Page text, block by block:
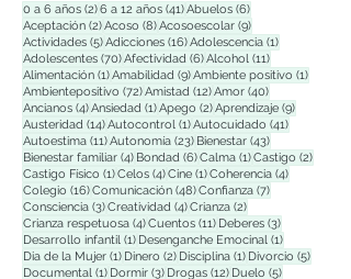
0 a 6 años (2)2 entradas
6 a 12 años (41)41 entradas
Abuelos (6)6 entradas
Aceptación (2)2 entradas
Acoso (8)8 entradas
Acosoescolar (9)9 entradas
Actividades (5)5 entradas
Adicciones (16)16 entradas
Adolescencia (1)1 entrada
Adolescentes (70)70 entradas
Afectividad (6)6 entradas
Alcohol (11)11 entradas
Alimentación (1)1 entrada
Amabilidad (9)9 entradas
Ambiente positivo (1)1 entrada
Ambientepositivo (72)72 entradas
Amistad (12)12 entradas
Amor (40)40 entradas
Ancianos (4)4 entradas
Ansiedad (1)1 entrada
Apego (2)2 entradas
Aprendizaje (9)9 entradas
Austeridad (14)14 entradas
Autocontrol (1)1 entrada
Autocuidado (41)41 entradas
Autoestima (11)11 entradas
Autonomía (23)23 entradas
Bienestar (43)43 entradas
Bienestar familiar (4)4 entradas
Bondad (6)6 entradas
Calma (1)1 entrada
Castigo (2)2
Castigo Físico (1)1 entrada
Celos (4)4 entradas
Cine (1)1 entrada
Coherencia (4)4 entradas
Colegio (16)16 entradas
Comunicación (48)48 entradas
Confianza (7)7 entradas
Consciencia (3)3 entradas
Creatividad (4)4 entradas
Crianza (2)2 entradas
Crianza respetuosa (4)4 entradas
Cuentos (11)11 entradas
Deberes (3)3 entradas
Desarrollo infantil (1)1 entrada
Desenganche Emocinal (1)1 entrada
Dia de la Mujer (1)1 entrada
Dinero (2)2 entradas
Disciplina (1)1 entrada
Divorcio (5)5
Documental (1)1 entrada
Dormir (3)3 entradas
Drogas (12)12 entradas
Duelo (5)5 entradas